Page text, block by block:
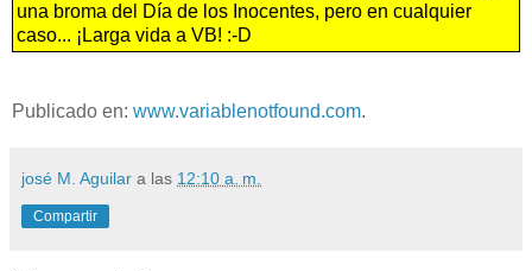
una broma del Día de los Inocentes, pero en cualquier
caso... ¡Larga vida a VB! :-D
Publicado en: www.variablenotfound.com.
josé M. Aguilar a las 12:10 a. m.
Compartir